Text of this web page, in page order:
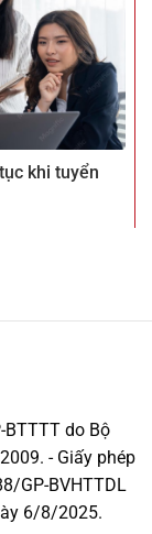
khi tuyển
do Bộ
- Giấy phép
GP-BVHTTDL
6/8/2025.